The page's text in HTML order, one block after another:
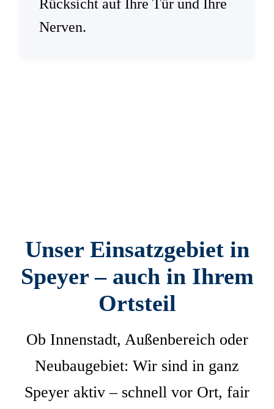
Rücksicht auf Ihre Tür und Ihre
Nerven.
Unser Einsatzgebiet in
Speyer – auch in Ihrem
Ortsteil
Ob Innenstadt, Außenbereich oder
Neubaugebiet: Wir sind in ganz
Speyer aktiv – schnell vor Ort, fair